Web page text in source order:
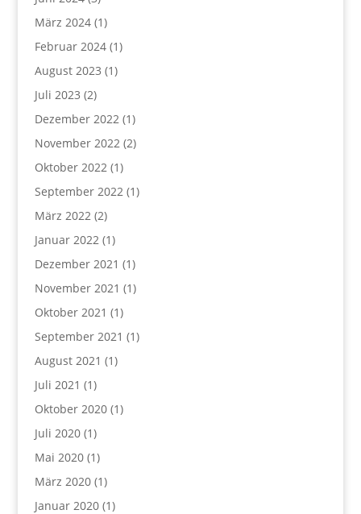
März 2024(1)
Februar 2024(1)
August 2023 (1)
Juli 2023 (2)
Dezember 2022 (1)
November 2022 (2)
Oktober 2022 (1)
September 2022 (1)
März 2022 (2)
Januar 2022 (1)
Dezember 2021 (1)
November 2021 (1)
Oktober 2021 (1)
September 2021 (1)
August 2021 (1)
Juli 2021 (1)
Oktober 2020(1)
Juli 2020(1)
Mai 2020(1)
März 2020(1)
Januar 2020(1)